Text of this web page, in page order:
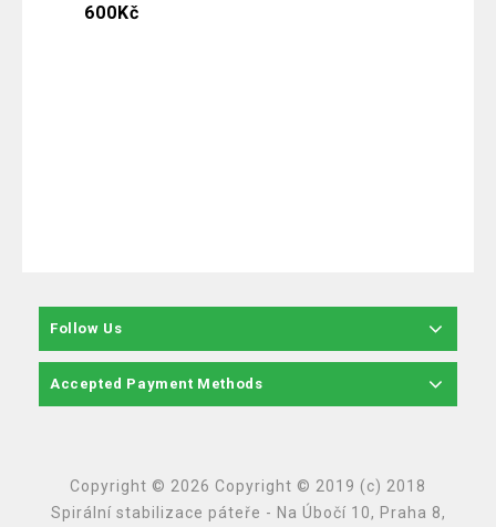
600Kč
Follow Us
Accepted Payment Methods
Copyright © 2026 Copyright © 2019 (c) 2018
Spirální stabilizace páteře - Na Úbočí 10, Praha 8,